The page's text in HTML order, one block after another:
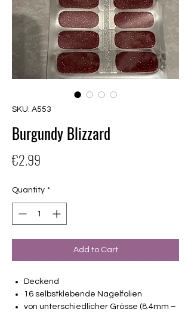
SKU: A553
Burgundy Blizzard
€2.99
Quantity *
Add to Cart
Deckend
16 selbstklebende Nagelfolien
von unterschiedlicher Grösse (8.4mm –